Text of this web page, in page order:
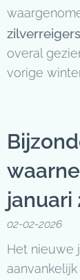
zilverreigers
overal
vorige
januari
02-02-2026
Het nieuwe